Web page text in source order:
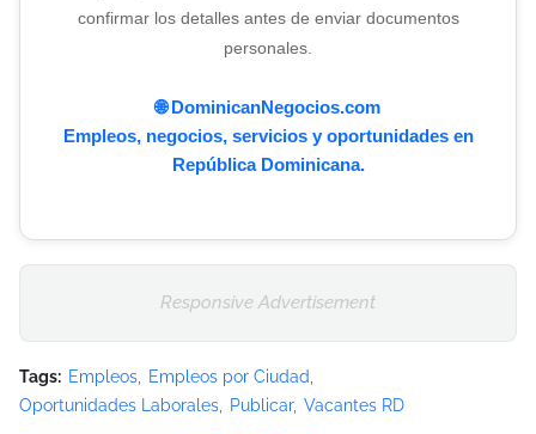
confirmar los detalles antes de enviar documentos
personales.
🌐 DominicanNegocios.com
Empleos, negocios, servicios y oportunidades en
República Dominicana.
Responsive Advertisement
Tags: Empleos
Empleos por Ciudad
Oportunidades Laborales
Publicar Vacantes RD